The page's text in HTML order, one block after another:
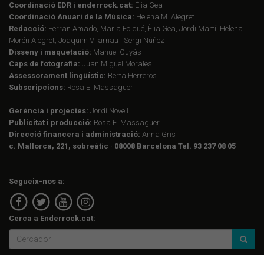
Coordinació EDR i enderrock.cat: Èlia Gea
Coordinació Anuari de la Música: Helena M. Alegret
Redacció: Ferran Amado, Maria Folqué, Èlia Gea, Jordi Martí, Helena
Morén Alegret, Joaquim Vilarnau i Sergi Núñez
Disseny i maquetació: Manuel Cuyàs
Caps de fotografia: Juan Miguel Morales
Assessorament lingüístic: Berta Herreros
Subscripcions: Rosa E. Massaguer
Gerència i projectes: Jordi Novell
Publicitat i producció: Rosa E. Massaguer
Direcció financera i administració: Anna Gris
c. Mallorca, 221, sobreàtic · 08008 Barcelona Tel. 93 237 08 05
Segueix-nos a:
Cerca a Enderrock.cat: